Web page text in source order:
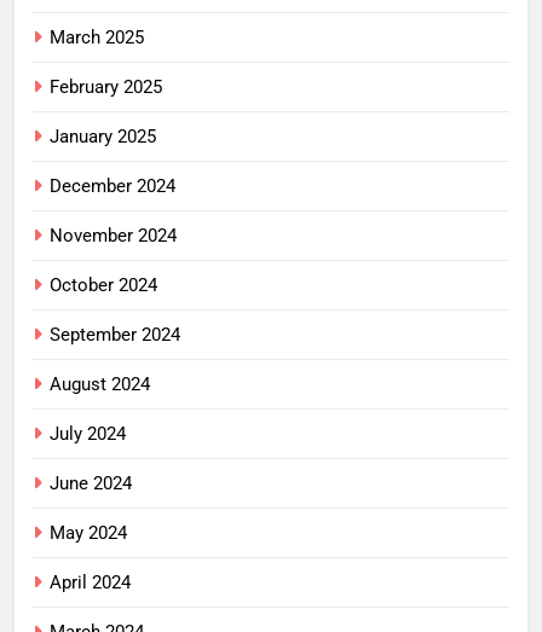
March 2025
February 2025
January 2025
December 2024
November 2024
October 2024
September 2024
August 2024
July 2024
June 2024
May 2024
April 2024